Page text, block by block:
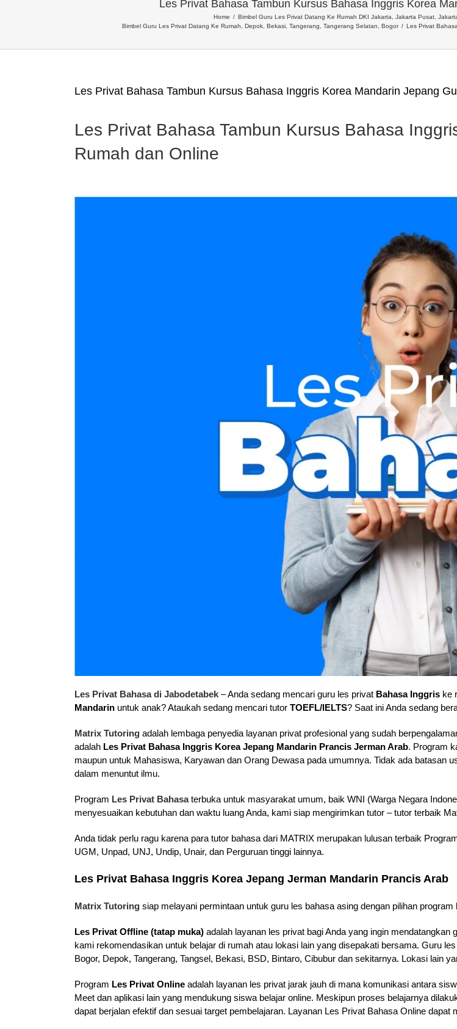
Les Privat Bahasa Tambun Kursus Bahasa Inggris Korea
Home
Bimbel Guru Les Privat Datang Ke Rumah DKI Jakarta, Jakarta Pusat,
Bimbel Guru Les Privat Datang Ke Rumah, Depok, Bekasi, Tangerang, Tangerang Selatan, Bogor
Les Privat
Les Privat Bahasa Tambun Kursus Bahasa Inggris Korea Mandarin Jepang
Les Privat Bahasa Tambun Kursus Bahasa
Rumah dan Online
Les Privat Bahasa di Jabodetabek – Anda sedang mencari guru les privat Bahasa Inggris ke
Mandarin untuk anak? Ataukah sedang mencari tutor TOEFL/IELTS? Saat ini Anda sedang
Matrix Tutoring adalah lembaga penyedia layanan privat profesional yang sudah
adalah Les Privat Bahasa Inggris Korea Jepang Mandarin Prancis Jerman Arab. Program
maupun untuk Mahasiswa, Karyawan dan Orang Dewasa pada umumnya. Tidak ada batasan
dalam menuntut ilmu.
Program Les Privat Bahasaterbuka untuk masyarakat umum, baik WNI (Warga Negara
menyesuaikan kebutuhan dan waktu luang Anda, kami siap mengirimkan tutor – tutor terbaik
Anda tidak perlu ragu karena para tutor bahasa dari MATRIX merupakan lulusan terbaik
UGM, Unpad, UNJ, Undip, Unair, dan Perguruan tinggi lainnya.
Les Privat Bahasa Inggris Korea Jepang Jerman Mandarin Prancis Arab
Matrix Tutoring siap melayani permintaan untuk guru les bahasa asing dengan pilihan
Les Privat Offline (tatap muka) adalah layanan les privat bagi Anda yang ingin mendatangkan
kami rekomendasikan untuk belajar di rumah atau lokasi lain yang disepakati bersama. Guru
Bogor, Depok, Tangerang, Tangsel, Bekasi, BSD, Bintaro, Cibubur dan sekitarnya. Lokasi lain
Program Les Privat Online adalah layanan les privat jarak jauh di mana komunikasi antara
Meet dan aplikasi lain yang mendukung siswa belajar online. Meskipun proses belajarnya
dapat berjalan efektif dan sesuai target pembelajaran. Layanan Les Privat Bahasa Online dapat